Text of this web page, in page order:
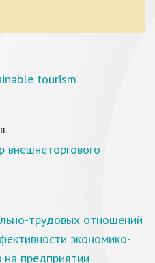
tourism
трудовых отношений
экономико-
на предприятии